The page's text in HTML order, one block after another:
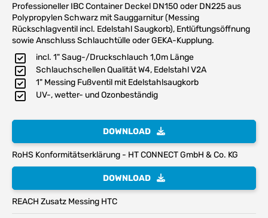
Professioneller IBC Container Deckel DN150 oder DN225 aus
Polypropylen Schwarz mit Sauggarnitur (Messing
Rückschlagventil incl. Edelstahl Saugkorb), Entlüftungsöffnung
sowie Anschluss Schlauchtülle oder GEKA-Kupplung.
incl. 1" Saug-/Druckschlauch 1,0m Länge
Schlauchschellen Qualität W4, Edelstahl V2A
1" Messing Fußventil mit Edelstahlsaugkorb
UV-, wetter- und Ozonbeständig
DOWNLOAD
RoHS Konformitätserklärung - HT CONNECT GmbH & Co. KG
DOWNLOAD
REACH Zusatz Messing HTC